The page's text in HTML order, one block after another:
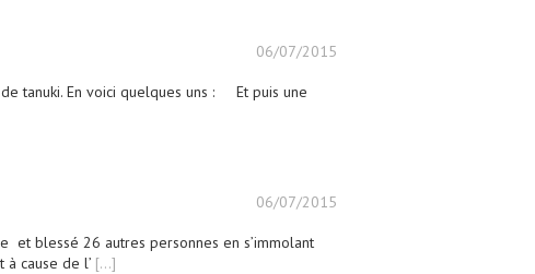
06/07/2015
tanuki. En voici quelques uns : Et puis une
06/07/2015
et blessé 26 autres personnes en s’immolant
à cause de l’ [...]